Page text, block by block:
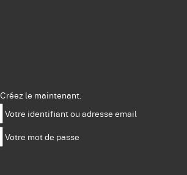
Créez le maintenant.
Votre identifiant ou adresse email
Votre mot de passe